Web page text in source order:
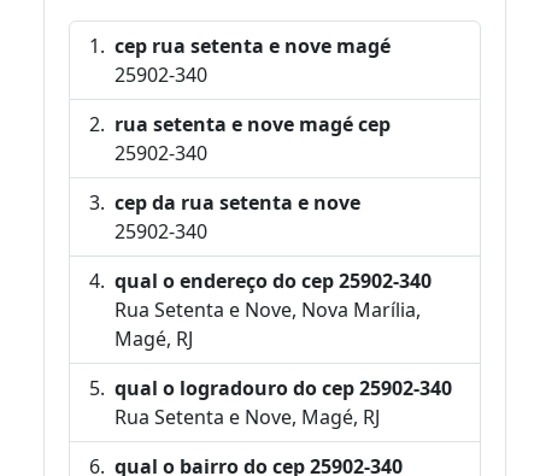
cep rua setenta e nove magé
25902-340
rua setenta e nove magé cep
25902-340
cep da rua setenta e nove
25902-340
qual o endereço do cep 25902-340
Rua Setenta e Nove, Nova Marília,
Magé, RJ
qual o logradouro do cep 25902-340
Rua Setenta e Nove, Magé, RJ
qual o bairro do cep 25902-340